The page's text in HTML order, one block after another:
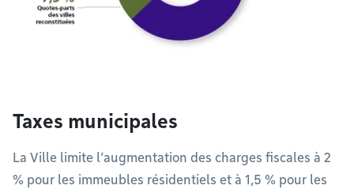
Taxes municipales
La Ville limite l’augmentation des charges fiscales à 2
% pour les immeubles résidentiels et à 1,5 % pour les